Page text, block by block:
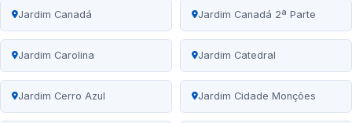
Jardim Canadá Jardim Canadá 2ª Parte
Jardim Carolina Jardim Catedral
Jardim Cerro Azul Jardim Cidade Monções